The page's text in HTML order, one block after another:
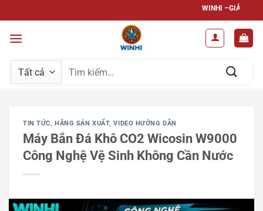
qua
nội
WINHI –GIẢI PHÁP TOÀN DIỆN
Tìm
kiếm:
TIN TỨC, HÃNG SẢN XUẤT,VIDEO HƯỚNG DẪN
Máy Bắn Đá Khô CO2 Wicosin W9000
Công Nghệ Vệ Sinh Không Cần Nước